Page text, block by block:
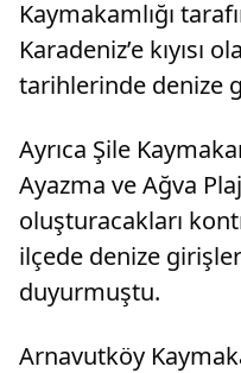
Kaymakamlığı
Karadeniz’e kıyısı
tarihlerinde denize
Ayrıca Şile
Ayazma ve Ağva
oluşturacakları
ilçede denize
duyurmuştu.
Arnavutköy